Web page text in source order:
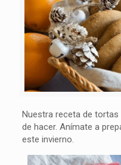
Nuestra receta de tortas
de hacer. Anímate a
este invierno.